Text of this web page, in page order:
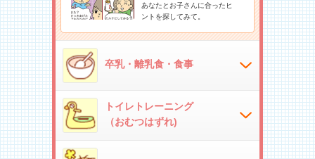
あなたとお子さんに合ったヒ
ントを探してみて。
卒乳・離乳食・食事
トイレトレーニング
（おむつはずれ)